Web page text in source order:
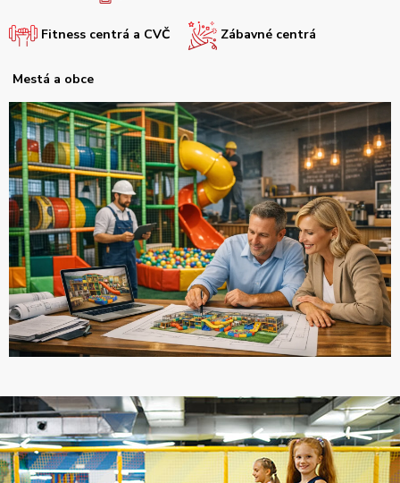
Fitness centrá a CVČ Zábavné centrá
Mestá a obce